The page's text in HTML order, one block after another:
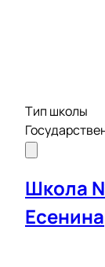
Тип школы
Школа
Есенина